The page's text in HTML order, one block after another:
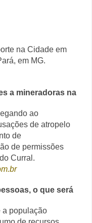
na Cidade em
em MG.
a mineradoras na
ao
de atropelo
de
de permissões
Curral.
o que será
população